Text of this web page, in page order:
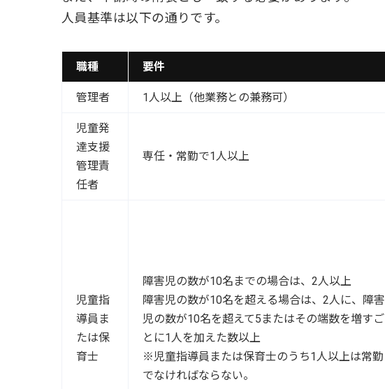
人員基準は以下の通りです。
職種 要件
管理者 1人以上（他業務との兼務可）
児童発
達支援
管理責
任者
専任・常勤で1人以上
児童指
導員ま
たは保
育士
障害児の数が10名までの場合は、2人以上
障害児の数が10名を超える場合は、2人に、障害
児の数が10名を超えて5またはその端数を増すご
とに1人を加えた数以上
※児童指導員または保育士のうち1人以上は常勤
でなければならない。